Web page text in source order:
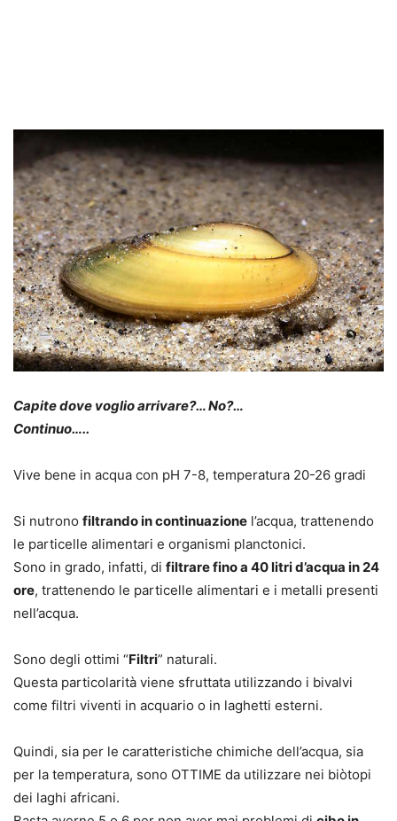
Capite dove voglio arrivare?… No?…
Continuo…..
Vive bene in acqua con pH 7-8, temperatura 20-26 gradi
Si nutrono filtrando in continuazione l’acqua, trattenendo
le particelle alimentari e organismi planctonici.
Sono in grado, infatti, di filtrare fino a 40 litri d’acqua in 24
ore, trattenendo le particelle alimentari e i metalli presenti
nell’acqua.
Sono degli ottimi “Filtri” naturali.
Questa particolarità viene sfruttata utilizzando i bivalvi
come filtri viventi in acquario o in laghetti esterni.
Quindi, sia per le caratteristiche chimiche dell’acqua, sia
per la temperatura, sono OTTIME da utilizzare nei biòtopi
dei laghi africani.